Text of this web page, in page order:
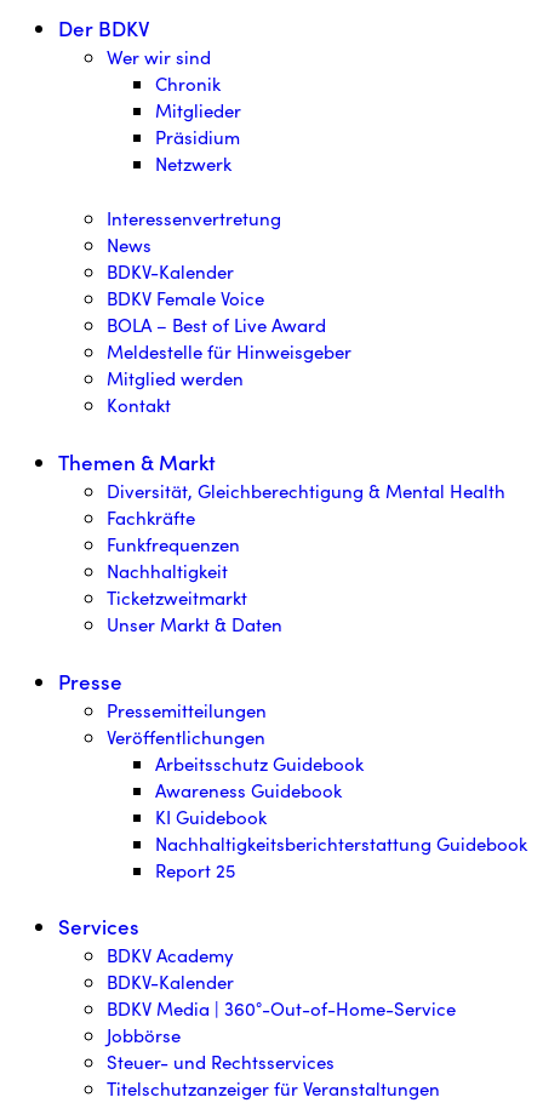
Der BDKV
Wer wir sind
Chronik
Mitglieder
Präsidium
Netzwerk
Interessenvertretung
News
BDKV-Kalender
BDKV Female Voice
BOLA – Best of Live Award
Meldestelle für Hinweisgeber
Mitglied werden
Kontakt
Themen & Markt
Diversität, Gleichberechtigung & Mental Health
Fachkräfte
Funkfrequenzen
Nachhaltigkeit
Ticketzweitmarkt
Unser Markt & Daten
Presse
Pressemitteilungen
Veröffentlichungen
Arbeitsschutz Guidebook
Awareness Guidebook
KI Guidebook
Nachhaltigkeitsberichterstattung Guidebook
Report 25
Services
BDKV Academy
BDKV-Kalender
BDKV Media | 360°-Out-of-Home-Service
Jobbörse
Steuer- und Rechtsservices
Titelschutzanzeiger für Veranstaltungen